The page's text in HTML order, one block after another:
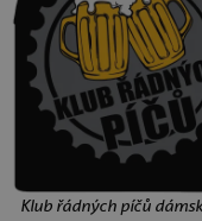
Klub řádných píčů